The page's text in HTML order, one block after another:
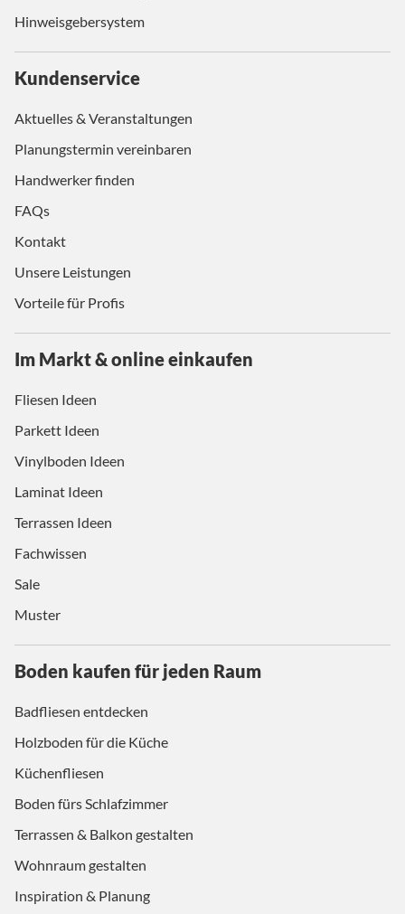
Hinweisgebersystem
Kundenservice
Aktuelles & Veranstaltungen
Planungstermin vereinbaren
Handwerker finden
FAQs
Kontakt
Unsere Leistungen
Vorteile für Profis
Im Markt & online einkaufen
Fliesen Ideen
Parkett Ideen
Vinylboden Ideen
Laminat Ideen
Terrassen Ideen
Fachwissen
Sale
Muster
Boden kaufen für jeden Raum
Badfliesen entdecken
Holzboden für die Küche
Küchenfliesen
Boden fürs Schlafzimmer
Terrassen & Balkon gestalten
Wohnraum gestalten
Inspiration & Planung